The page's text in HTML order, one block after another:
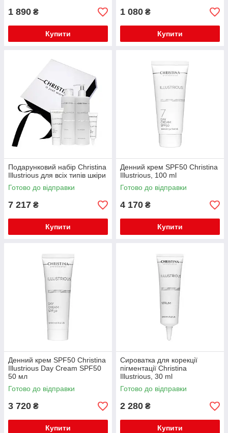
1 890 ₴
Купити
1 080 ₴
Купити
Подарунковий набір Christina
Illustrious для всіх типів шкіри
Готово до відправки
7 217 ₴
Купити
Денний крем SPF50 Christina
Illustrious, 100 ml
Готово до відправки
4 170 ₴
Купити
Денний крем SPF50 Christina
Illustrious Day Cream SPF50
50 мл
Готово до відправки
3 720 ₴
Купити
Сироватка для корекції
пігментації Christina
Illustrious, 30 ml
Готово до відправки
2 280 ₴
Купити